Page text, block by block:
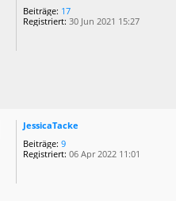
Beiträge: 17
Registriert: 30 Jun 2021 15:27
JessicaTacke
Beiträge: 9
Registriert: 06 Apr 2022 11:01